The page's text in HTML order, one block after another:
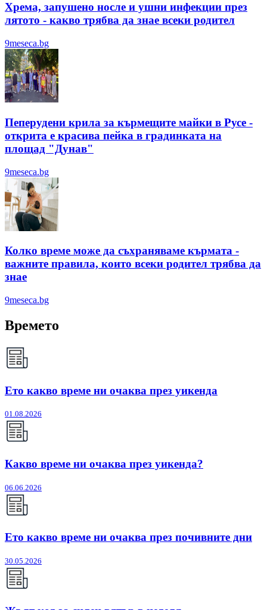
Хрема, запушено носле и ушни инфекции през
лятотo - какво трябва да знае всеки родител
9meseca.bg
Пеперудени крила за кърмещите майки в Русе -
открита е красива пейка в градинката на
площад "Дунав"
9meseca.bg
Колко време може да съхраняваме кърмата -
важните правила, които всеки родител трябва да
знае
9meseca.bg
Времето
Ето какво време ни очаква през уикенда
01.08.2026
Какво време ни очаква през уикенда?
06.06.2026
Ето какво време ни очаква през почивните дни
30.05.2026